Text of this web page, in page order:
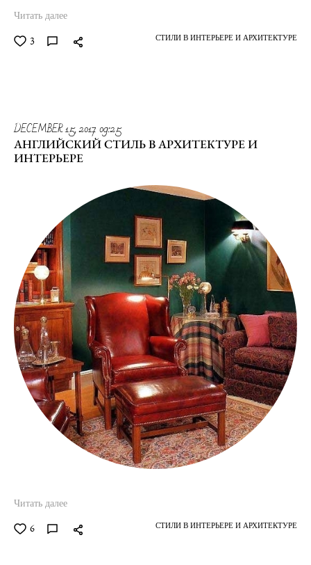
Читать далее
3 СТИЛИ В ИНТЕРЬЕРЕ И АРХИТЕКТУРЕ
Читать далее
6 СТИЛИ В ИНТЕРЬЕРЕ И АРХИТЕКТУРЕ
DECEMBER 15, 2017 09:25
АНГЛИЙСКИЙ СТИЛЬ В АРХИТЕКТУРЕ И
ИНТЕРЬЕРЕ